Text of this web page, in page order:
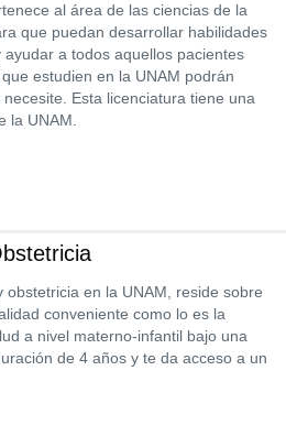
al área de las ciencias de la
que puedan desarrollar habilidades
a todos aquellos pacientes
estudien en la UNAM podrán
Esta licenciatura tiene una
la UNAM.
en la UNAM, reside sobre
conveniente como lo es la
a nivel materno-infantil bajo una
de 4 años y te da acceso a un